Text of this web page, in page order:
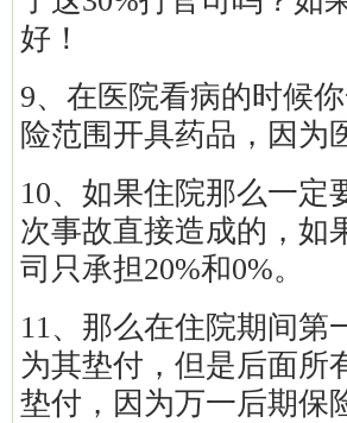
好！
9、在医院看病的时候
险范围开具药品，因为
10、如果住院那么一定
次事故直接造成的，如
司只承担20%和0%。
11、那么在住院期间第
为其垫付，但是后面所
垫付，因为万一后期保